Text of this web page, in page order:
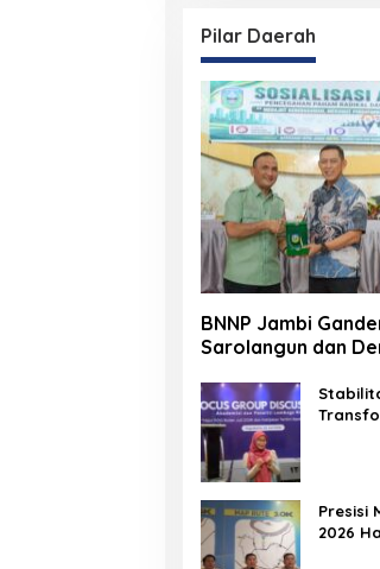
Pilar Daerah
BNNP Jambi
Sarolangun dan
Terorisme, dan
Presisi
2026